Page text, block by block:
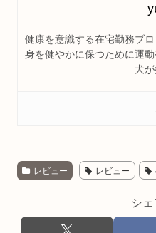
健康を意識する在宅勤務ブ
身を健やかに保つために運
犬が
レビュー レビュー
シ